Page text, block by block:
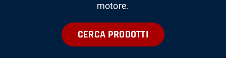
motore.
CERCA PRODOTTI